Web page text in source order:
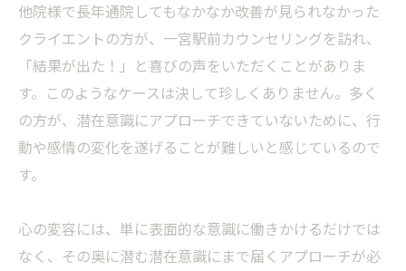
他院様で長年通院してもなかなか改善が見られなかった
クライエントの方が、一宮駅前カウンセリングを訪れ、
「結果が出た！」と喜びの声をいただくことがありま
す。このようなケースは決して珍しくありません。多く
の方が、潜在意識にアプローチできていないために、行
動や感情の変化を遂げることが難しいと感じているので
す。
心の変容には、単に表面的な意識に働きかけるだけでは
なく、その奥に潜む潜在意識にまで届くアプローチが必